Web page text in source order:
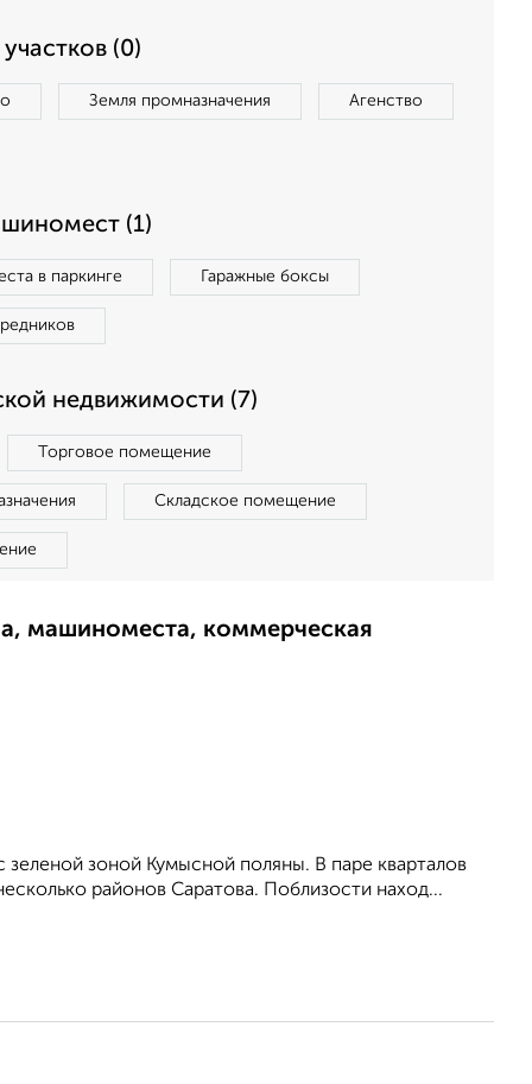
(0)
Земля промназначения Агенство
(1)
в паркинге Гаражные боксы
недвижимости (7)
Торговое помещение
Складское помещение
машиноместа, коммерческая
зеленой зоной Кумысной поляны. В паре кварталов
районов Саратова. Поблизости наход...